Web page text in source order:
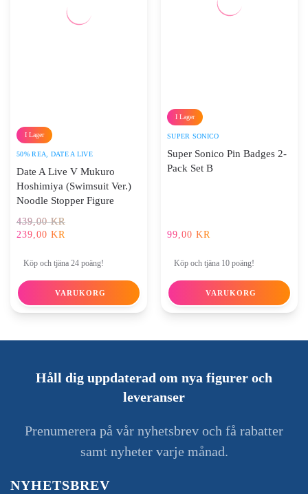
I Lager
50% REA DATE A LIVE
Date A Live V Mukuro
Hoshimiya (Swimsuit Ver.)
Noodle Stopper Figure
439,00KRDET
VAR:
239,00 KR
NUVARANDE
ÄR:
239,00 KR.
Köp och tjäna 24 poäng!
VARUKORG
I Lager
SUPER SONICO
Super Sonico Pin Badges 2-
Pack Set B
99,00 KR
Köp och tjäna 10 poäng!
VARUKORG
Håll dig uppdaterad om nya figurer och
leveranser
Prenumerera på vår nyhetsbrev och få rabatter
samt nyheter varje månad.
NYHETSBREV